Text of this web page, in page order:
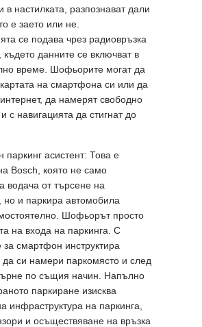
в настилката, разпознават дали
е заето или не.
се подава чрез радиовръзка
данните се включват в
време. Шофьорите могат да
на смартфона си или да
да намерят свободно
с навигацията да стигнат до
паркинг асистент: Това е
Bosch, която не само
водача от търсене на
но и паркира автомобила
Шофьорът просто
на входа на паркинга. С
смартфон инструктира
си намери паркомясто и след
по същия начин. Напълно
паркиране изисква
инфраструктура на паркинга,
и осъществяване на връзка